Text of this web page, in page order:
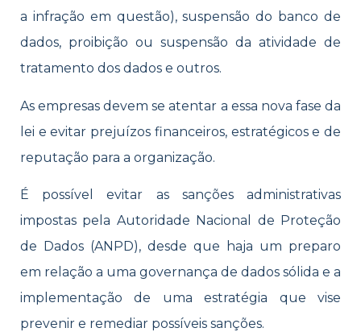
a infração em questão), suspensão do banco de
dados, proibição ou suspensão da atividade de
tratamento dos dados e outros.
As empresas devem se atentar a essa nova fase da
lei e evitar prejuízos financeiros, estratégicos e de
reputação para a organização.
É possível evitar as sanções administrativas
impostas pela Autoridade Nacional de Proteção
de Dados (ANPD), desde que haja um preparo
em relação a uma governança de dados sólida e a
implementação de uma estratégia que vise
prevenir e remediar possíveis sanções.